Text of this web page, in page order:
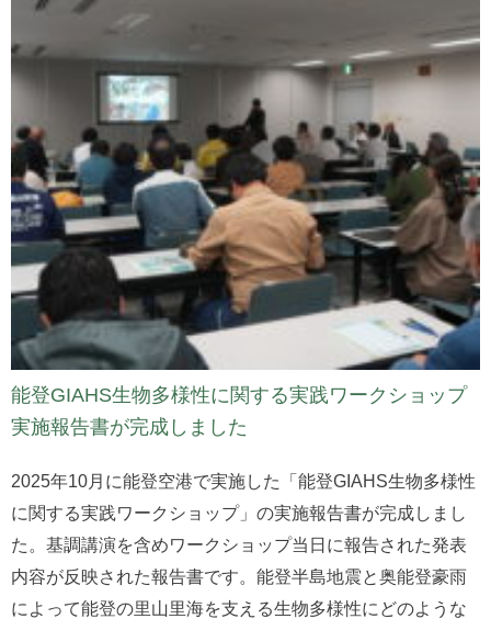
能登GIAHS生物多様性に関する実践ワークショップ
実施報告書が完成しました
2025年10月に能登空港で実施した「能登GIAHS生物多様性
に関する実践ワークショップ」の実施報告書が完成しまし
た。基調講演を含めワークショップ当日に報告された発表
内容が反映された報告書です。能登半島地震と奥能登豪雨
によって能登の里山里海を支える生物多様性にどのような